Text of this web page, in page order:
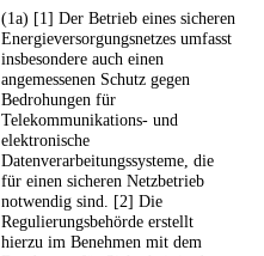
(1a) [1] Der Betrieb eines sicheren
Energieversorgungsnetzes umfasst
insbesondere auch einen
angemessenen Schutz gegen
Bedrohungen für
Telekommunikations- und
elektronische
Datenverarbeitungssysteme, die
für einen sicheren Netzbetrieb
notwendig sind. [2] Die
Regulierungsbehörde erstellt
hierzu im Benehmen mit dem